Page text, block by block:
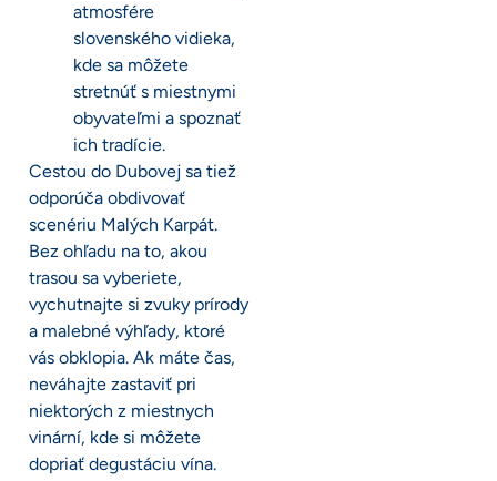
atmosfére
slovenského vidieka,
kde sa môžete
stretnúť s miestnymi
obyvateľmi a spoznať
ich tradície.
Cestou do Dubovej sa tiež
odporúča obdivovať
scenériu Malých Karpát.
Bez ohľadu na to, akou
trasou sa vyberiete,
vychutnajte si zvuky prírody
a malebné výhľady, ktoré
vás obklopia. Ak máte čas,
neváhajte zastaviť pri
niektorých z miestnych
vinární, kde si môžete
dopriať degustáciu vína.